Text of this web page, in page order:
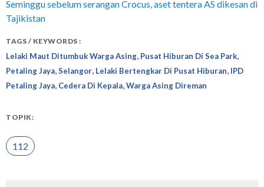
Seminggu sebelum serangan Crocus, aset tentera AS dikesan di
Tajikistan
TAGS / KEYWORDS :
Lelaki Maut Ditumbuk Warga Asing, Pusat Hiburan Di Sea Park,
Petaling Jaya,Selangor, Lelaki Bertengkar Di Pusat Hiburan, IPD
Petaling Jaya, Cedera Di Kepala,Warga Asing Direman
TOPIK:
112